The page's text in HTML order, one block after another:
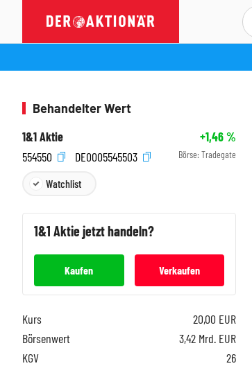
Behandelter Wert
1&1 Aktie
+1,46%
554550
DE0005545503 Börse: Tradegate
Watchlist
1&1 Aktie jetzt handeln?
Kaufen Verkaufen
Kurs 20,00 EUR
Börsenwert
3,42 Mrd. EUR
KGV
26